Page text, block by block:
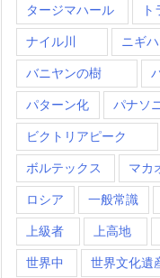
タージマハール
ナイル川 ニギ
バニヤンの樹
パターン化 パナソ
ビクトリアピーク
ボルテックス マカ
ロシア 一般常識
上級者 上高地
世界中 世界文化遺